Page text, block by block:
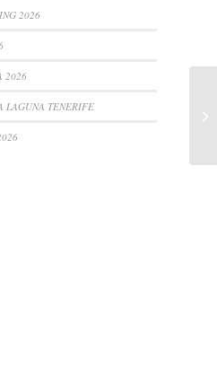
2026
2026
LAGUNA TENERIFE